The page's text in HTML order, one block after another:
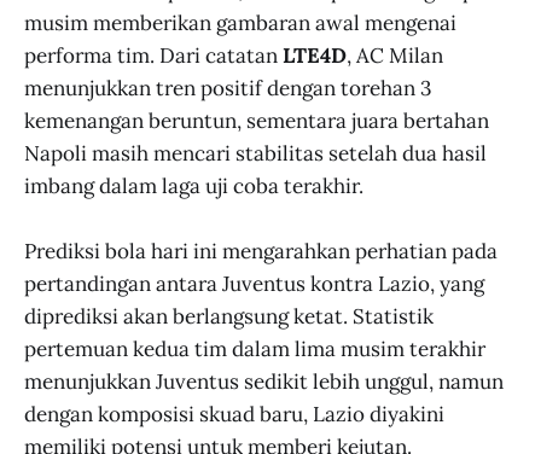
musim memberikan gambaran awal mengenai
performa tim. Dari catatanLTE4D, AC Milan
menunjukkan tren positif dengan torehan 3
kemenangan beruntun, sementara juara bertahan
Napoli masih mencari stabilitas setelah dua hasil
imbang dalam laga uji coba terakhir.
Prediksi bola hari ini mengarahkan perhatian pada
pertandingan antara Juventus kontra Lazio, yang
diprediksi akan berlangsung ketat. Statistik
pertemuan kedua tim dalam lima musim terakhir
menunjukkan Juventus sedikit lebih unggul, namun
dengan komposisi skuad baru, Lazio diyakini
memiliki potensi untuk memberi kejutan.